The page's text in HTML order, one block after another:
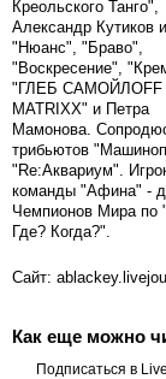
Креольского Танго",
Александр Кутиков и
"Нюанс", "Браво",
"Воскресение",
"ГЛЕБ САМОЙЛОFF
MATRIXX" и Петра
Мамонова.
трибьютов
"Re:Аквариум".
команды "Афина" -
Чемпионов Мира по
Где? Когда?".
Сайт:
Как еще можно
Подписаться в